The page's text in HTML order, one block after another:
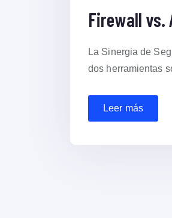
Firewall vs.
La Sinergia de
dos herramientas
Leer más